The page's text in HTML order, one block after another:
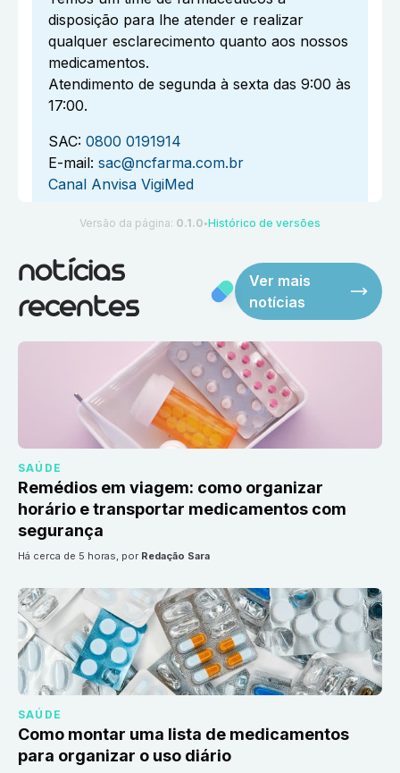
disposição para lhe atender e realizar
qualquer esclarecimento quanto aos nossos
medicamentos.
Atendimento de segunda à sexta das 9:00 às
17:00.
SAC: 0800 0191914
E-mail: sac@ncfarma.com.br
Canal Anvisa VigiMed
Versão da página: 0.1.0 ●Histórico de versões
notícias
recentes
Ver mais
notícias
SAÚDE
Remédios em viagem: como organizar
horário e transportar medicamentos com
segurança
há cerca de 5 horas, por Redação Sara
SAÚDE
Como montar uma lista de medicamentos
para organizar o uso diário